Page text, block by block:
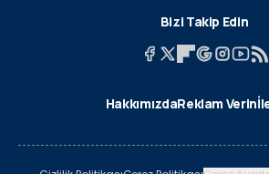
Bizi Takip Edin
HakkımızdaReklam Verin